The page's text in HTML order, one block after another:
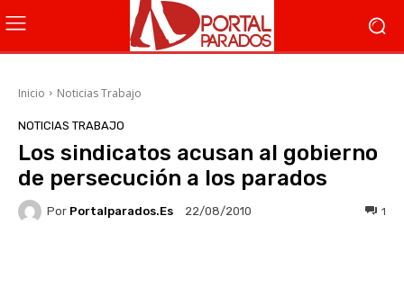
Inicio Noticias Trabajo
NOTICIAS TRABAJO
Los sindicatos acusan al gobierno
de persecución a los parados
Por Portalparados.es 22/08/2010 1